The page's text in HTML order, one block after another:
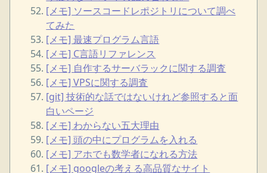
[メモ] ソースコードレポジトリについて調べ
てみた
[メモ] 最速プログラム言語
[メモ] C言語リファレンス
[メモ] 自作するサーバラックに関する調査
[メモ] VPSに関する調査
[git] 技術的な話ではないけれど参照すると面
白いページ
[メモ] わからない五大理由
[メモ] 頭の中にプログラムを入れる
[メモ] アホでも数学者になれる方法
[メモ] googleの考える高品質なサイト